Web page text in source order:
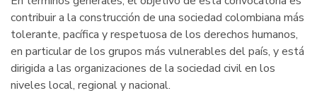
contribuir a la construcción de una sociedad colombiana más
tolerante, pacífica y respetuosa de los derechos humanos,
en particular de los grupos más vulnerables del país, y está
dirigida a las organizaciones de la sociedad civil en los
niveles local, regional y nacional.